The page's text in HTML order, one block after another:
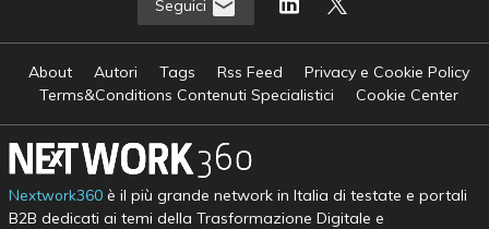
Seguici
About Autori Tags Rss Feed
Privacy e Cookie Policy
Terms&Conditions Contenuti Specialistici
Cookie Center
Nextwork360è il più grande network in Italia di testate e portali
B2B dedicati ai temi della Trasformazione Digitale e